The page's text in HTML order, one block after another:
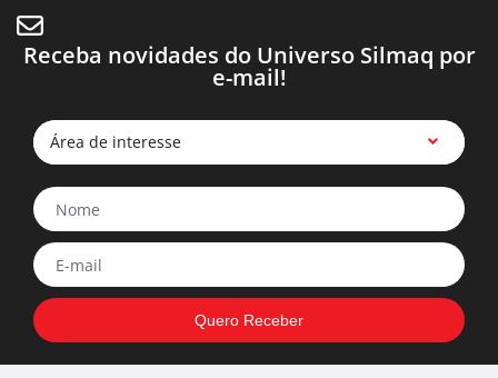
Receba novidades do Universo Silmaq por
e-mail!
Área de interesse